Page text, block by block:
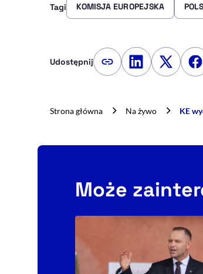
Tagi KOMISJA EUROPEJSKA
Udostępnij Kopiuj link artykułu
Udostępnij na
Strona główna Na żywo KE
Może